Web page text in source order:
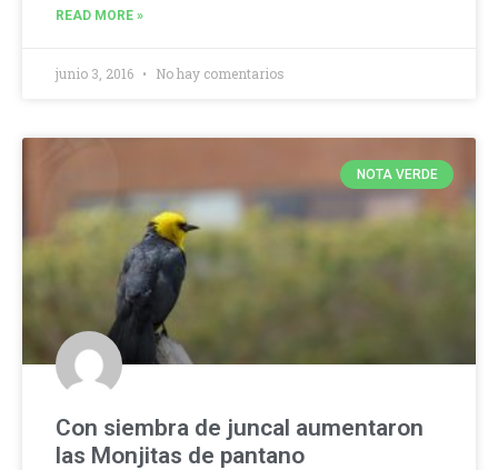
READ MORE »
junio 3, 2016 No hay comentarios
NOTA VERDE
Con siembra de juncal aumentaron
las Monjitas de pantano